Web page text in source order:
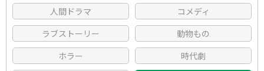
人間ドラマ
コメディ
ラブストーリー
動物もの
ホラー
時代劇